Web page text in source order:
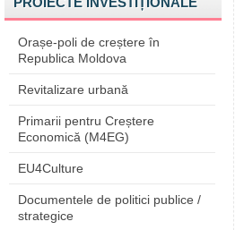
Orașe-poli de creștere în
Republica Moldova
Revitalizare urbană
Primarii pentru Creștere
Economică (M4EG)
EU4Culture
Documentele de politici publice /
strategice